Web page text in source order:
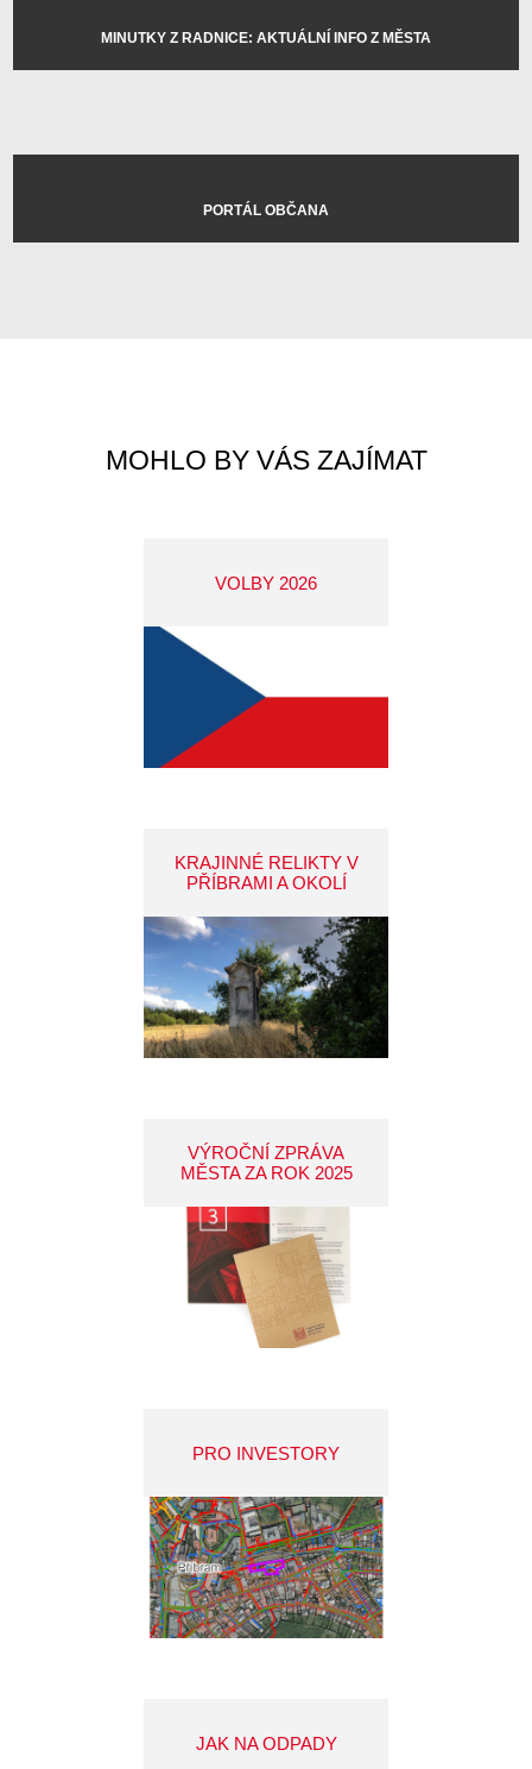
MINUTKY Z RADNICE: AKTUÁLNÍ INFO Z MĚSTA
PORTÁL OBČANA
MOHLO BY VÁS ZAJÍMAT
VOLBY 2026
KRAJINNÉ RELIKTY V
PŘÍBRAMI A OKOLÍ
VÝROČNÍ ZPRÁVA
MĚSTA ZA ROK 2025
PRO INVESTORY
JAK NA ODPADY